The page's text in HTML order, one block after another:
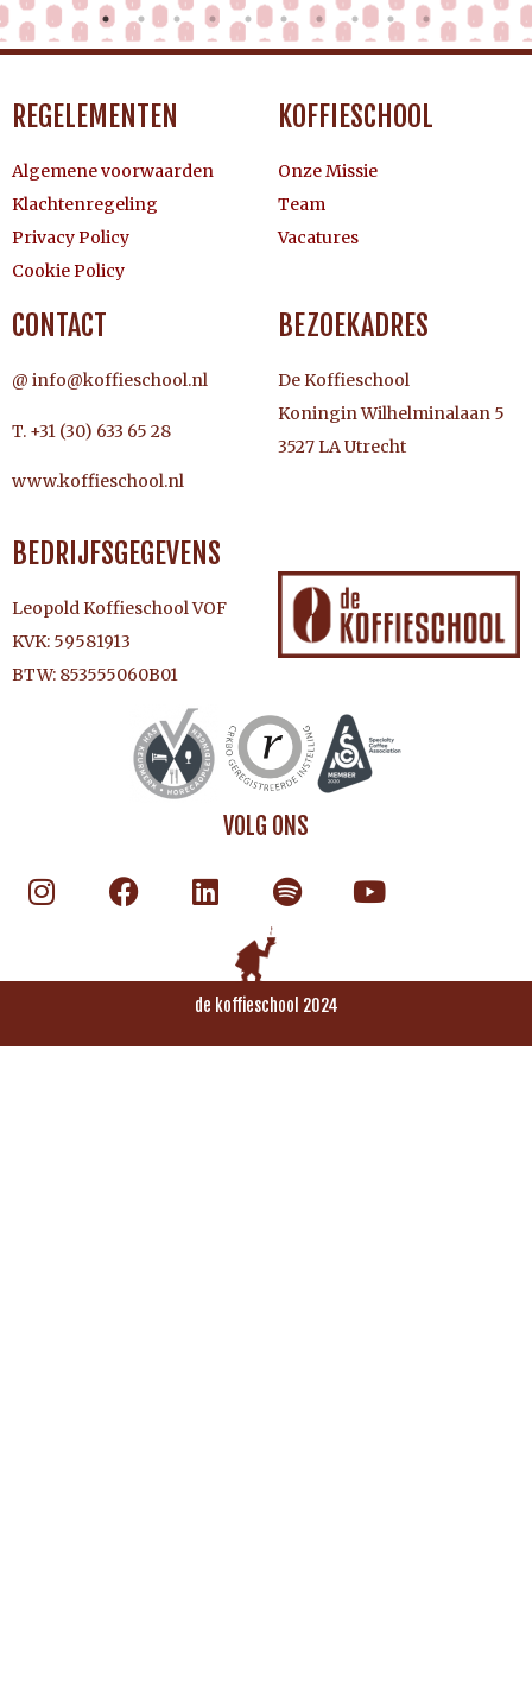
REGELEMENTEN
Algemene voorwaarden
Klachtenregeling
Privacy Policy
Cookie Policy
KOFFIESCHOOL
Onze Missie
Team
Vacatures
CONTACT
@ info@koffieschool.nl
T. +31 (30) 633 65 28
www.koffieschool.nl
BEZOEKADRES
De Koffieschool
Koningin Wilhelminalaan 5
3527 LA Utrecht
BEDRIJFSGEGEVENS
Leopold Koffieschool VOF
KVK: 59581913
BTW: 853555060B01
VOLG ONS
de koffieschool 2024